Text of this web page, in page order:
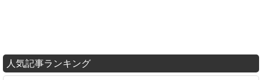
人気記事ランキング